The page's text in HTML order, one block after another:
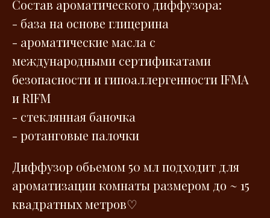
Состав ароматического диффузора:
- база на основе глицерина
- ароматические масла с
международными сертификатами
безопасности и гипоаллергенности IFMA
и RIFM
- стеклянная баночка
- ротанговые палочки
Диффузор обьемом 50 мл подходит для
ароматизации комнаты размером до ~ 15
квадратных метров♡